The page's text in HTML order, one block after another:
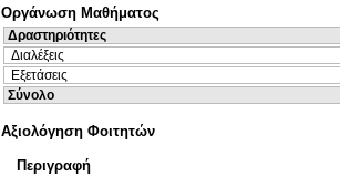
Οργάνωση Μαθήματος
Δραστηριότητες
Διαλέξεις
Εξετάσεις
Σύνολο
Αξιολόγηση Φοιτητών
Περιγραφή